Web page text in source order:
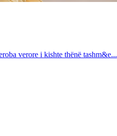
verore i kishte thënë tashm&e...